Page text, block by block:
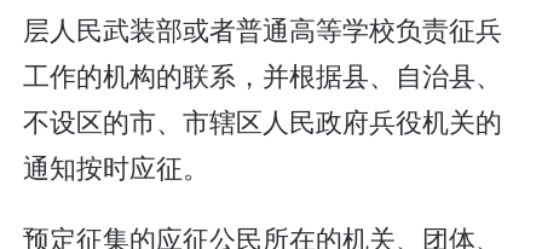
层人民武装部或者普通高等学校负责征兵
工作的机构的联系，并根据县、自治县、
不设区的市、市辖区人民政府兵役机关的
通知按时应征。
预定征集的应征公民所在的机关、团体、